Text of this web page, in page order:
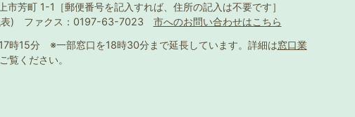
市芳町 1-1 ［郵便番号を記入すれば、住所の記入は不要です］
表) ファクス：0197-63-7023 市へのお問い合わせはこちら
時15分 ※一部窓口を18時30分まで延長しています。 詳細は窓口業
覧ください。